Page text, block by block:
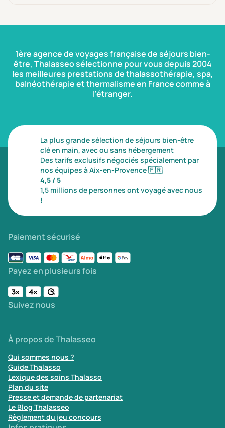
1ère agence de voyages française de séjours bien-
être, Thalasseo sélectionne pour vous depuis 2004
les meilleures prestations de thalassothérapie, spa,
balnéothérapie et thermalisme en France comme à
l’étranger.
La plus grande sélection de séjours bien-être
clé en main, avec ou sans hébergement
Des tarifs exclusifs négociés spécialement par
nos équipes à Aix-en-Provence🇫🇷
4,5 / 5
1,5 millions de personnes ont voyagé avec nous
!
Paiement sécurisé
Payez en plusieurs fois
Suivez nous
À propos de Thalasseo
Qui sommes nous ?
Guide Thalasso
Lexique des soins Thalasso
Plan du site
Presse et demande de partenariat
Le Blog Thalasseo
Règlement du jeu concours